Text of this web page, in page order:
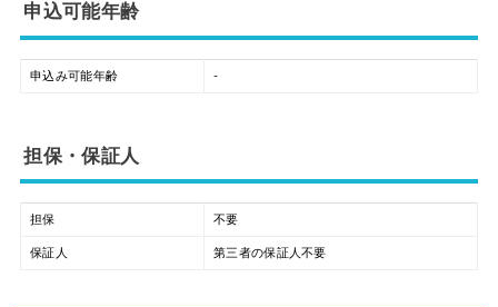
申込可能年齢
申込み可能年齢 -
担保・保証人
担保 不要
保証人 第三者の保証人不要